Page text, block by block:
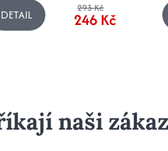
DETAIL 293 Kč
246 Kč
naši